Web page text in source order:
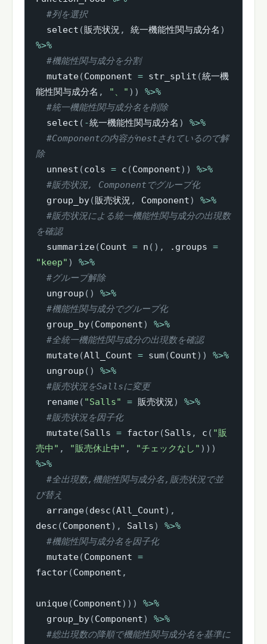
#列を選択
  select
(販売状況 , 統一機能性関与成分名 )
%>%
#機能性関与成分を分割
  mutate
(Component = str_split (統一機
能性関与成分名 , "、" ) )
%>%
#統一機能性関与成分名を削除
  select
( -統一機能性関与成分名 )
%>%
#Componentの内容がnestされているので解
除
  unnest
(cols = c (Component) )
%>%
#販売状況, Componentでグループ化
  group_by
(販売状況 , Component)
%>%
#販売状況による統一機能性関与成分の出現数
を確認
  summarize
(Count = n ( ) , .groups =
"keep" )
%>%
#グループ解除
  ungroup
( )
%>%
#機能性関与成分でグループ化
  group_by
(Component)
%>%
#全統一機能性関与成分の出現数を確認
  mutate
(All_Count = sum(Count) )
%>%
  ungroup
( )
%>%
#販売状況をSallsに変更
  rename
( "Salls" = 販売状況)
%>%
#販売状況を因子化
  mutate
(Salls = factor(Salls , c ( "販
売中" , "販売休止中" , "チェックなし" ) ) )
%>%
#全出現数,機能性関与成分名,販売状況で並
び替え
  arrange
(desc (All_Count) ,
desc (Component) , Salls)
%>%
#機能性関与成分名を因子化
  mutate
(Component =
factor(Component ,
unique(Component) ) )
%>%
  group_by
(Component)
%>%
#総出現数の降順で機能性関与成分名を基準に